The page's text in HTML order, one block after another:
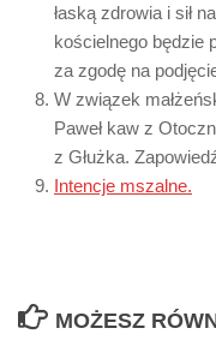
łaską zdrowia i sił
kościelnego będzie
za zgodę na
W związek
Paweł kaw z
z Głużka.
Intencje mszalne.
MOŻESZ